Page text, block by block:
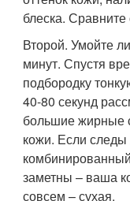
блеска.
Второй. Умойте
минут. Спустя
подбородку
40-80 секунд
большие жирные
кожи. Если
заметны – ваша
совсем – сухая.